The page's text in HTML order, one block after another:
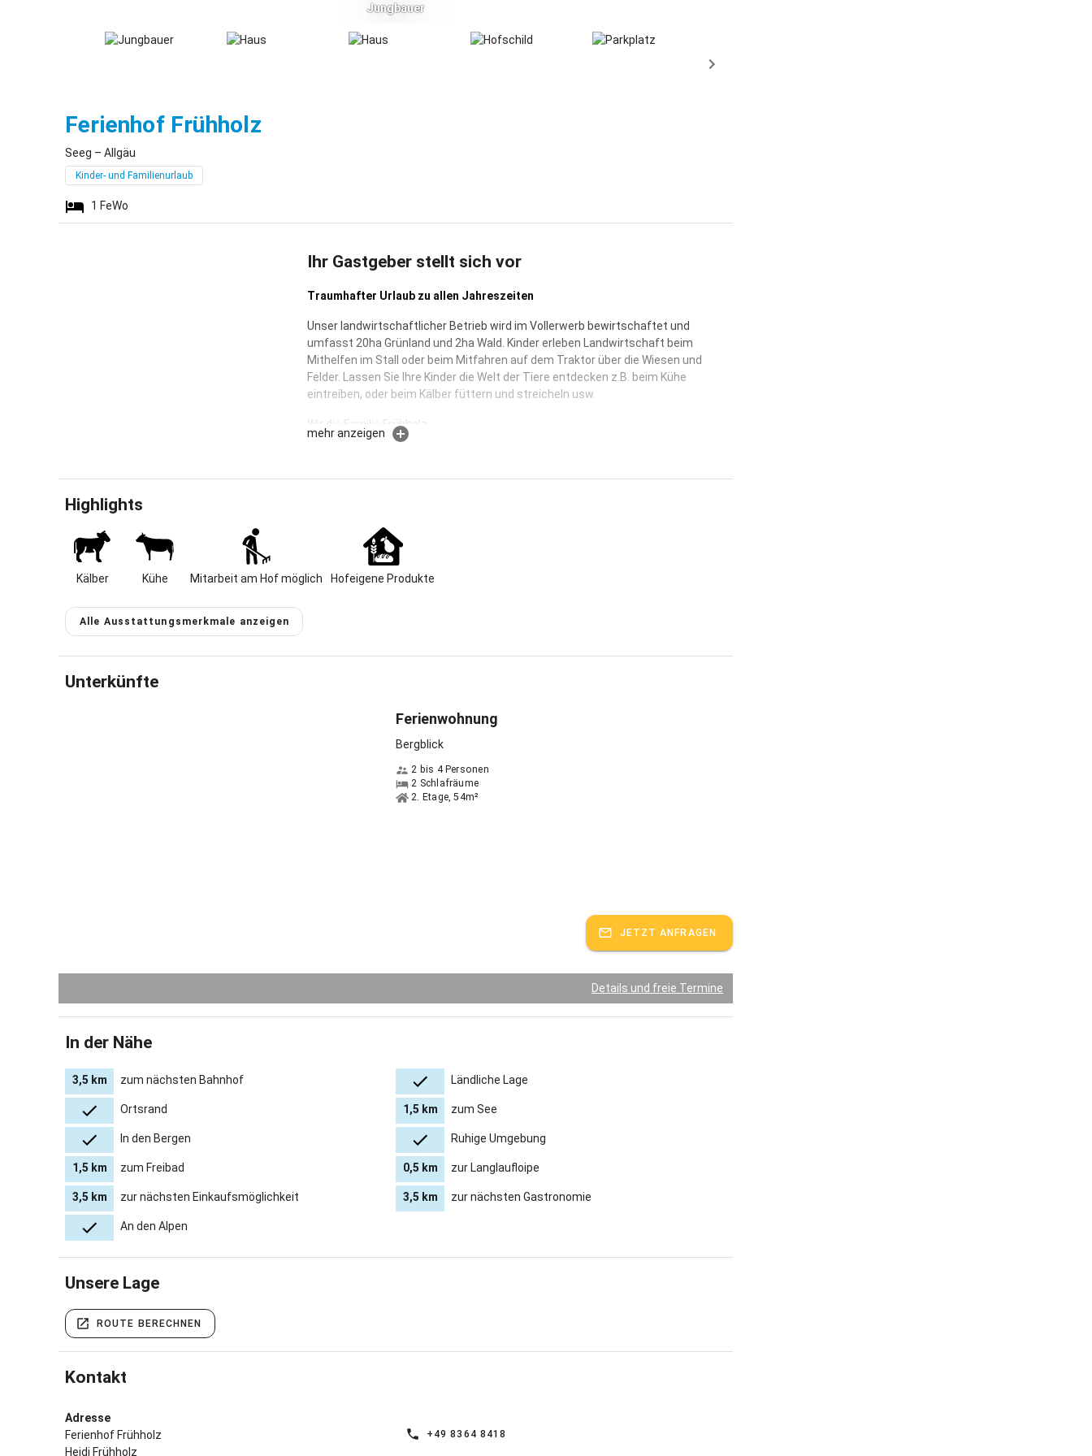
Jungbauer
Ferienhof FrühholzSeeg
Seeg – Allgäu
Kinder- und Familienurlaub
1 FeWo
Ihr Gastgeber stellt sich vor
Traumhafter Urlaub zu allen Jahreszeiten
Unser landwirtschaftlicher Betrieb wird im Vollerwerb bewirtschaftet und
umfasst 20ha Grünland und 2ha Wald. Kinder erleben Landwirtschaft beim
Mithelfen im Stall oder beim Mitfahren auf dem Traktor über die Wiesen und
Felder. Lassen Sie Ihre Kinder die Welt der Tiere entdecken z.B. beim Kühe
eintreiben, oder beim Kälber füttern und streicheln usw.
Wir die Familie Frühholz,
- mit den Söhnen Hans-Georg, Michael und Kilian Frühholz
heißen unsere Ferien- und Urlaubsgäste auf unserem Bauernhof herzlichst
willkommen.
mehr anzeigen
Highlights
Kälber Kühe Mitarbeit am Hof möglich Hofeigene Produkte
Alle Ausstattungsmerkmale anzeigen
Unterkünfte
Ferienwohnung
Bergblick
2 bis 4 Personen
2 Schlafräume
2. Etage, 54m²
JETZT ANFRAGEN
Details und freie Termine
In der Nähe
3,5 km zum nächsten Bahnhof Ländliche Lage
Ortsrand 1,5 km zum See
In den Bergen Ruhige Umgebung
1,5 km zum Freibad 0,5 km zur Langlaufloipe
3,5 km zur nächsten Einkaufsmöglichkeit 3,5 km zur nächsten Gastronomie
An den Alpen
Unsere Lage
ROUTE BERECHNEN
Kontakt
Adresse
Ferienhof Frühholz
Heidi Frühholz
+49 8364 8418